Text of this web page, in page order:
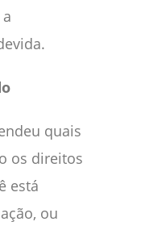
quais
os direitos
está
ou